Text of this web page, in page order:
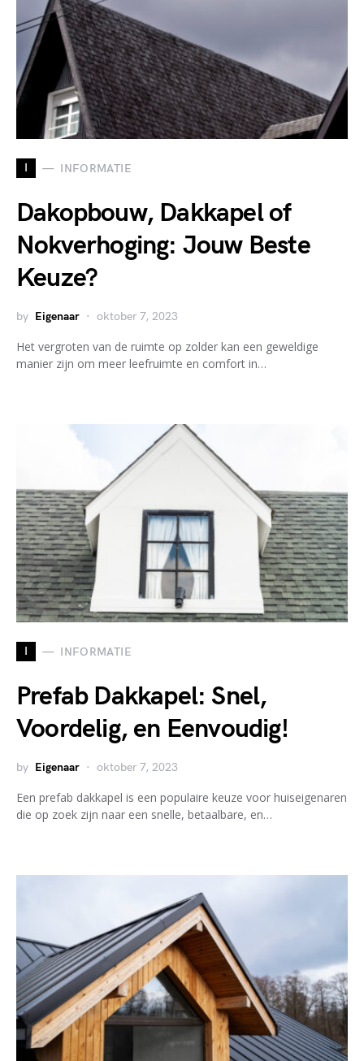
I INFORMATIE
Dakopbouw, Dakkapel of
Nokverhoging: Jouw Beste
Keuze?
by Eigenaar oktober 7, 2023
Het vergroten van de ruimte op zolder kan een geweldige
manier zijn om meer leefruimte en comfort in…
I INFORMATIE
Prefab Dakkapel: Snel,
Voordelig, en Eenvoudig!
by Eigenaar oktober 7, 2023
Een prefab dakkapel is een populaire keuze voor huiseigenaren
die op zoek zijn naar een snelle, betaalbare, en…